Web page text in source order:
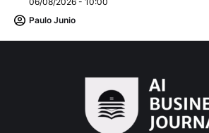
Paulo Junio